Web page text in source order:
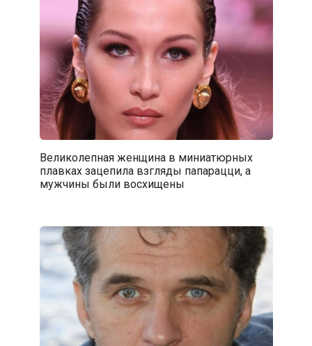
Великолепная женщина в миниатюрных
плавках зацепила взгляды папарацци, а
мужчины были восхищены